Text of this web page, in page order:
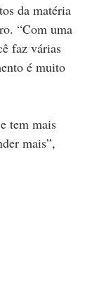
da matéria
“Com uma
faz várias
é muito
tem mais
mais”,